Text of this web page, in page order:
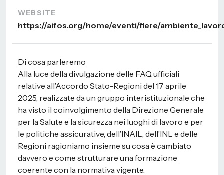
WEBSITE
https://aifos.org/home/eventi/fiere/
Di cosa parleremo
Alla luce della divulgazione delle FAQ ufficiali
relative all’Accordo Stato-Regioni del 17 aprile
2025, realizzate da un gruppo interistituzionale che
ha visto il coinvolgimento della Direzione Generale
per la Salute e la sicurezza nei luoghi di lavoro e per
le politiche assicurative, dell’INAIL, dell’INL e delle
Regioni ragioniamo insieme su cosa è cambiato
davvero e come strutturare una formazione
coerente con la normativa vigente.